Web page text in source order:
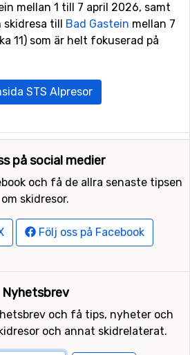
mellan 1 till 7 april 2026, samt
skidresa till Bad Gastein mellan 7
11) som är helt fokuserad på
STS Alpresor
på social medier
och få de allra senaste tipsen
om skidresor.
Följ oss på Facebook
Nyhetsbrev
och få tips, nyheter och
och annat skidrelaterat.